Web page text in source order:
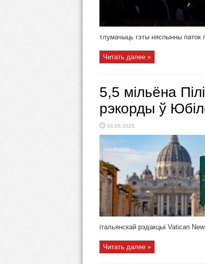
тлумачыць гэты няспынны паток
Читать далее »
5,5 мільёна
рэкорды ў
06.06.2025
італьянскай рэдакцыі Vatican
Читать далее »